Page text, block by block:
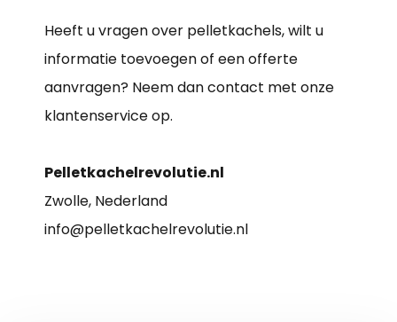
Heeft u vragen over pelletkachels, wilt u
informatie toevoegen of een offerte
aanvragen? Neem dan contact met onze
klantenservice op.
Pelletkachelrevolutie.nl
Zwolle, Nederland
info@pelletkachelrevolutie.nl